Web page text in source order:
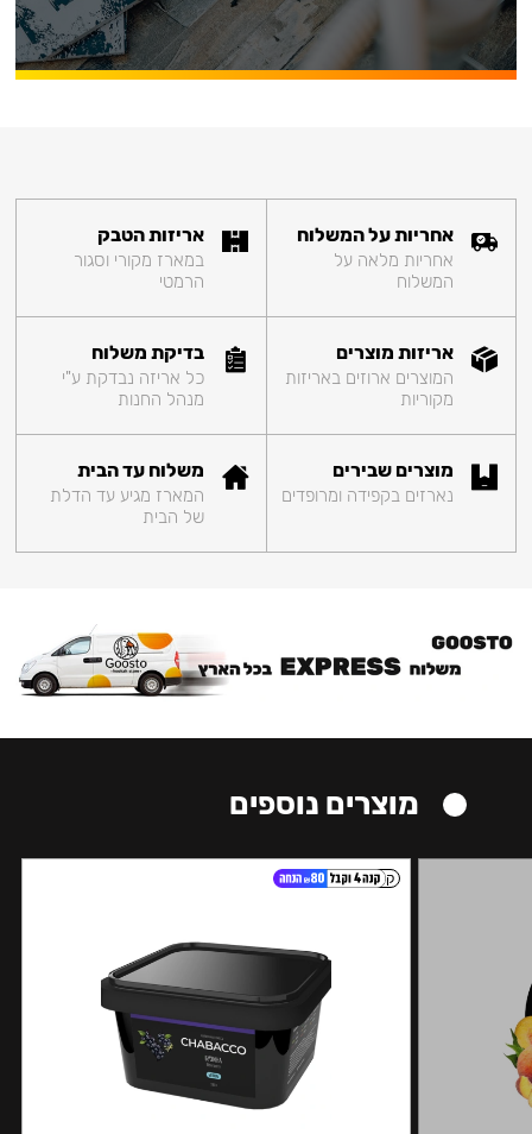
אחריות על המשלוח
אחריות מלאה על
המשלוח
אריזות הטבק
במארז מקורי וסגור
הרמטי
אריזות מוצרים
המוצרים ארוזים באריזות
מקוריות
בדיקת משלוח
כל אריזה נבדקת ע"י
מנהל החנות
מוצרים שבירים
נארזים בקפידה ומרופדים
משלוח עד הבית
המארז מגיע עד הדלת
של הבית
מוצרים נוספים
קל